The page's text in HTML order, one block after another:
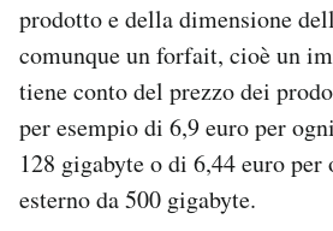
prodotto e della dimensione
comunque un forfait, cioè un
tiene conto del prezzo dei
per esempio di 6,9 euro per
128 gigabyte o di 6,44 euro
esterno da 500 gigabyte.